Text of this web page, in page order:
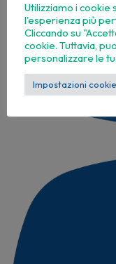
Utilizziamo i
l'esperienza più
Cliccando su
cookie. Tuttavia,
personalizzare le
Impostazioni cookie